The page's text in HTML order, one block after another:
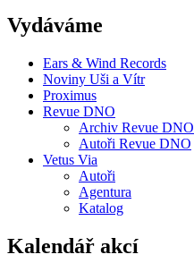
Vydáváme
Ears & Wind Records
Noviny Uši a Vítr
Proximus
Revue DNO
Archiv Revue DNO
Autoři Revue DNO
Vetus Via
Autoři
Agentura
Katalog
Kalendář akcí